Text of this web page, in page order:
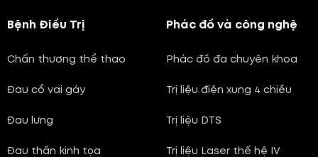
Bệnh Điều Trị
Chấn thương thể thao
Đau cổ vai gáy
Đau lưng
Đau thần kinh tọa
Phác đồ và công nghệ
Phác đồ đa chuyên khoa
Trị liệu điện xung 4 chiều
Trị liệu DTS
Trị liệu Laser thế hệ IV